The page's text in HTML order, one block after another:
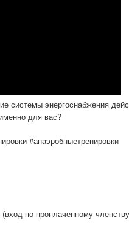
системы энергоснабжения
для вас?
#анаэробныетренировки
по проплаченному